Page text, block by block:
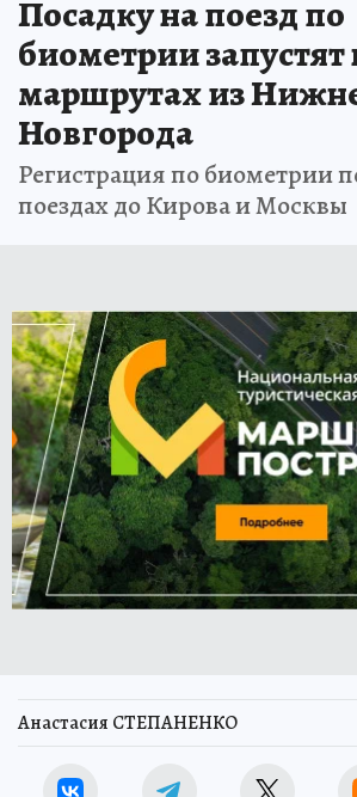
Посадку на поезд по
биометрии запустят
маршрутах из
Новгорода
Регистрация по биометрии
поездах до Кирова и Москвы
Анастасия СТЕПАНЕНКО